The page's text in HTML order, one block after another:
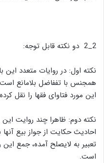
2_2 دو نکته قابل توجه:
نکته اول: در روایات متعدد این
همجنس با تففاضل بلامانع است
این مورد فتاوای فقها را نقل
نکته دوم: ظاهرا چند روایت
احادیث حکایت از جواز بیع
تعبیر به لایصلح آمده، جمع
است.